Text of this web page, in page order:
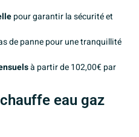
pour garantir la sécurité et
de panne pour une tranquillité
à partir de 102,00€ par
eau gaz